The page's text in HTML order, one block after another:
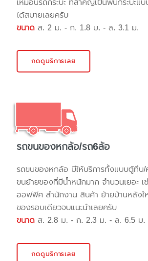
ได้สบายเลยครับ
ขนาด ส. 2 ม. - ก. 1.8 ม. - ล. 3.1 ม.
กดดูบริการเลย
รถขนของหกล้อ/รถ6ล้อ
รถขนของหกล้อ มีให้บริการทั้งแบบตู้ทึบ/
ขนย้ายของที่มีน้ำหนักมาก จำนวนเยอะ
ออฟฟิศ สำนักงาน สินค้า ย้ายบ้านหลัง
ของรอบเดียวจบแนะนำเลยครับ
ขนาด ส. 2.8 ม. - ก. 2.3 ม. - ล. 6.5 ม.
กดดูบริการเลย